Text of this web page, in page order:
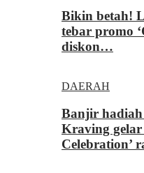
Bikin betah!
tebar promo
diskon…
DAERAH
Banjir
Kraving gelar
Celebration’